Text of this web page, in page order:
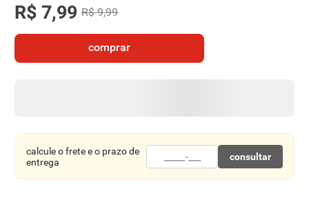
R$ 7,99 R$ 9,99
comprar
calcule o frete e o prazo de
entrega
consultar
8º detergente
9º macarrão
10º chocolate